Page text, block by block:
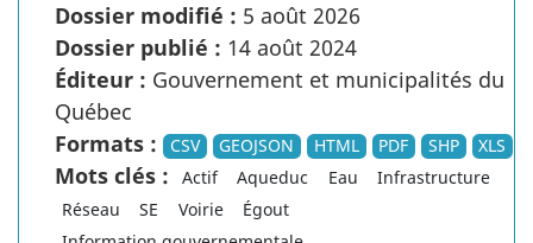
Dossier modifié : 5 août 2026
Dossier publié : 14 août 2024
Éditeur : Gouvernement et municipalités du
Québec
Formats :
CSV GEOJSON HTML PDF SHP XLS
Mots clés : Actif Aqueduc Eau
Infrastructure
Réseau
SE Voirie
Égout